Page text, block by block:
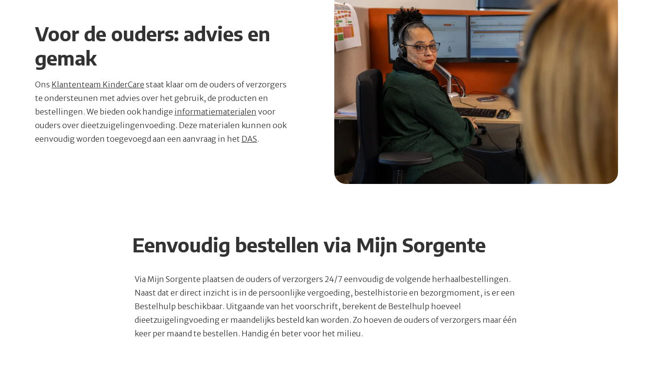
Voor de ouders: advies en
gemak
Ons Klantenteam KinderCare staat klaar om de ouders of verzorgers
te ondersteunen met advies over het gebruik, de producten en
bestellingen. We bieden ook handige informatiematerialen voor
ouders over dieetzuigelingenvoeding. Deze materialen kunnen ook
eenvoudig worden toegevoegd aan een aanvraag in het DAS.
Eenvoudig bestellen via Mijn Sorgente
Via Mijn Sorgente plaatsen de ouders of verzorgers 24/7 eenvoudig de volgende herhaalbestellingen.
Naast dat er direct inzicht is in de persoonlijke vergoeding, bestelhistorie en bezorgmoment, is er een
Bestelhulp beschikbaar. Uitgaande van het voorschrift, berekent de Bestelhulp hoeveel
dieetzuigelingvoeding er maandelijks besteld kan worden. Zo hoeven de ouders of verzorgers maar één
keer per maand te bestellen. Handig én beter voor het milieu.